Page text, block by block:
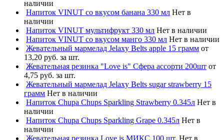
наличии
Напиток VINUT со вкусом банана 330 мл Нет в
наличии
Напиток VINUT мультифрукт 330 мл Нет в наличии
Напиток VINUT со вкусом манго 330 мл Нет в наличии
Жевательный мармелад Jelaxy Belts apple 15 грамм от
13,20 руб. за шт.
Жевательная резинка "Love is" Сфера ассорти 200шт от
4,75 руб. за шт.
Жевательный мармелад Jelaxy Belts sugar strawberry 15
грамм Нет в наличии
Напиток Chupa Chups Sparkling Strawberry 0.345л Нет в
наличии
Напиток Chupa Chups Sparkling Grape 0.345л Нет в
наличии
Жевательная резинка Love is МИКС 100 шт. Нет в